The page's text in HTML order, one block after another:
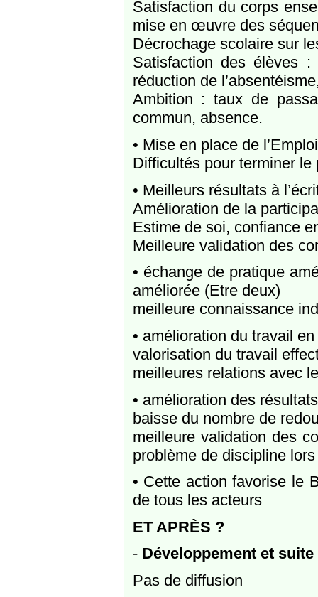
Satisfaction du corps
mise en œuvre des
Décrochage scolaire sur
Satisfaction des élèves :
réduction de
Ambition : taux de
commun, absence.
• Mise en place de
Difficultés pour terminer le
• Meilleurs résultats à
Amélioration de la
Estime de soi, confiance
Meilleure validation des
• échange de pratique
améliorée (Etre deux)
meilleure connaissance
• amélioration du travail
valorisation du travail
meilleures relations avec
• amélioration des
baisse du nombre de
meilleure validation des
problème de discipline
• Cette action favorise le
de tous les acteurs
ET APRÈS ?
- Développement et suite
Pas de diffusion